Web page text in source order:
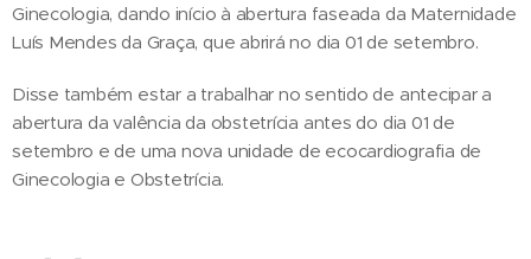
Ginecologia, dando início à abertura faseada da Maternidade
Luís Mendes da Graça, que abrirá no dia 01 de setembro.
Disse também estar a trabalhar no sentido de antecipar a
abertura da valência da obstetrícia antes do dia 01 de
setembro e de uma nova unidade de ecocardiografia de
Ginecologia e Obstetrícia.